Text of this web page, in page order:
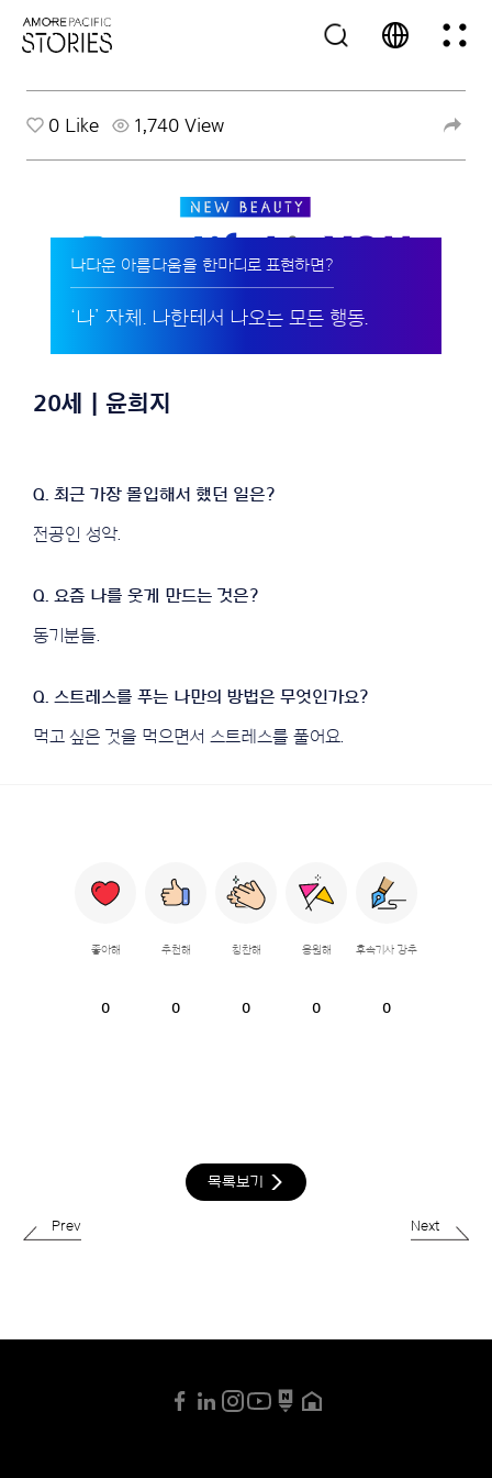
0 Like 1,740 View
나다운 아름다움을 한마디로 표현하면?
‘나’ 자체. 나한테서 나오는 모든 행동.
20세 | 윤희지
전공인 성악.
동기분들.
먹고 싶은 것을 먹으면서 스트레스를 풀어요.
좋아해
0
추천해
0
칭찬해
0
응원해
0
후속기사 강추
0
목록보기
Prev Next